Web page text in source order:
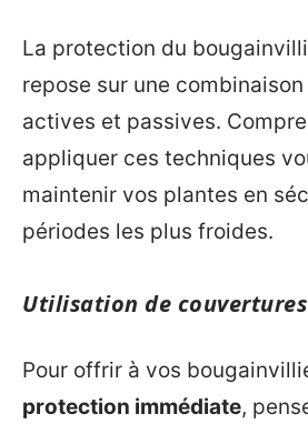
La protection du
repose sur une
actives et passives.
appliquer ces techniques
maintenir vos plantes en
périodes les plus froides.
Utilisation de
Pour offrir à vos
protection immédiate,